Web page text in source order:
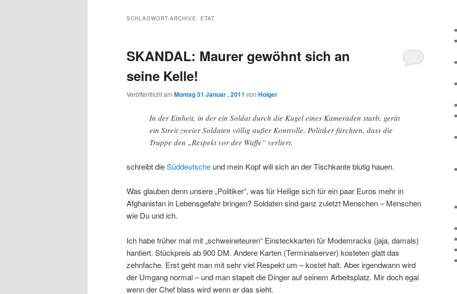
wechseln
SCHLAGWORT-ARCHIVE: ETAT
SKANDAL: Maurer gewöhnt sich an
seine Kelle!
Veröffentlicht am Montag 31 Januar , 2011 von Holger
In der Einheit, in der ein Soldat durch die Kugel eines Kameraden starb, gerät
ein Streit zweier Soldaten völlig außer Kontrolle. Politiker fürchten, dass die
Truppe den „Respekt vor der Waffe“ verliert.
schreibt dieSüddeutsche und mein Kopf will sich an der Tischkante blutig hauen.
Was glauben denn unsere „Politiker“, was für Heilige sich für ein paar Euros mehr in
Afghanistan in Lebensgefahr bringen? Soldaten sind ganz zuletzt Menschen – Menschen
wie Du und ich.
Ich habe früher mal mit „schweineteuren“ Einsteckkarten für Modemracks (jaja, damals)
hantiert. Stückpreis ab 900 DM. Andere Karten (Terminalserver) kosteten glatt das
zehnfache. Erst geht man mit sehr viel Respekt um – kostet halt. Aber irgendwann wird
der Umgang normal – und man stapelt die Dinger auf seinem Arbeitsplatz. Mir doch egal
wenn der Chef blass wird wenn er das sieht.